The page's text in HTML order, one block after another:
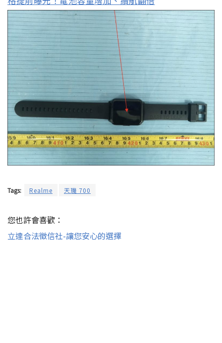
Tags: Realme 天璣 700
您也許會喜歡：
立達合法徵信社-讓您安心的選擇